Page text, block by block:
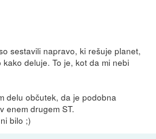
sestavili napravo, ki rešuje planet,
deluje. To je, kot da mi nebi
delu občutek, da je podobna
enem drugem ST.
bilo ;)